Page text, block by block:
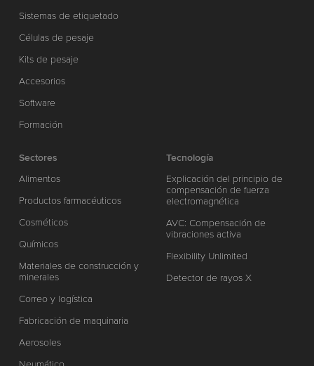
Sistemas de etiquetado
Células de pesaje
Kits de pesaje
Accesorios
Software
Formación
Sectores
Alimentos
Productos farmacéuticos
Cosméticos
Químicos
Materiales de construcción y
minerales
Correo y logística
Fabricación de maquinaria
Aerosoles
Tecnología
Explicación del principio de
compensación de fuerza
electromagnética
AVC: Compensación de
vibraciones activa
Flexibility Unlimited
Detector de rayos X